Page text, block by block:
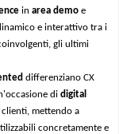
in area demo e
e interattivo tra i
gli ultimi
differenziano CX
di digital
mettendo a
concretamente e